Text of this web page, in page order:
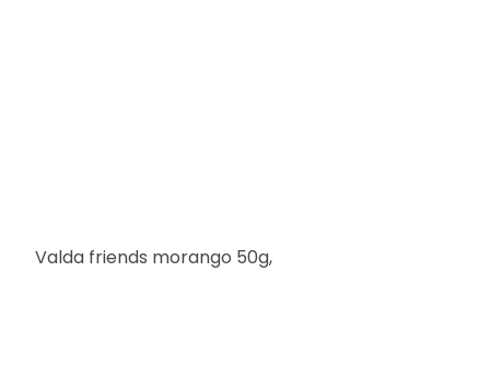
Valda friends morango 50g,